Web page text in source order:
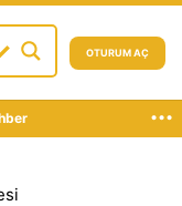
OTURUM AÇ
...